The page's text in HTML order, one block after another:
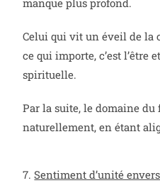
manque plus profond.
Celui qui vit un éveil de la
ce qui importe, c’est l’être
spirituelle.
Par la suite, le domaine du
naturellement, en étant
7.Sentiment d’unité